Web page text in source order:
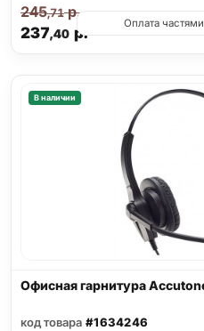
237,40р.
245,71р.
Оплата
В наличии
Офисная гарнитура
код товара #1634246